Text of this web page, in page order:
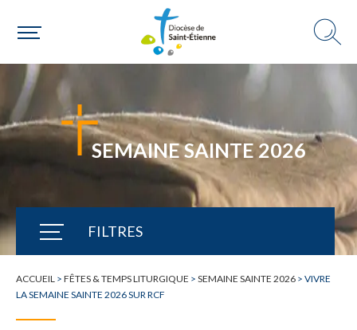
SEMAINE SAINTE 2026
FILTRES
TOUTE L'ACTUALITÉ
ACCUEIL > FÊTES & TEMPS LITURGIQUE > SEMAINE SAINTE 2026 > VIVRE
LA SEMAINE SAINTE 2026 SUR RCF